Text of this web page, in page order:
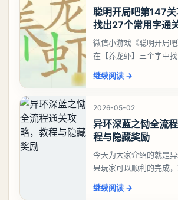
聪明开局吧第147
找出27个常用字通
微信小游戏《聪明开局
在【养龙虾】三个字中
大、夫、夰、巾、中、虫
囗、吓、卟、
继续阅读 →
2026-05-02
异环深蓝之恸全流
程与隐藏奖励
今天为大家介绍的就是
果玩家可以顺利的完成
比较高的，对于那些新手
继续阅读 →